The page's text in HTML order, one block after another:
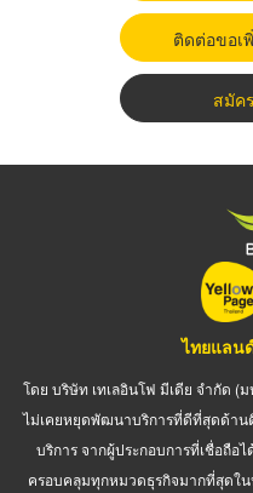
ติดต่อขอเ
สมัค
ไทยแลน
โดย บริษัท เทเลอินโฟ มีเดีย จำกัด (
ไม่เคยหยุดพัฒนาบริการที่ดีที่สุดด้าน
บริการ จากผู้ประกอบการที่เชื่อถือ
ครอบคลุมทุกหมวดธุรกิจมากที่สุดใน